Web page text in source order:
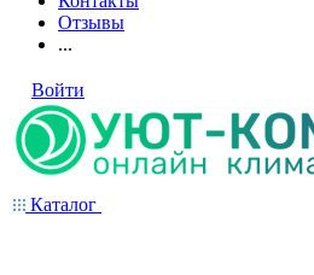
Отзывы
...
Войти
Каталог